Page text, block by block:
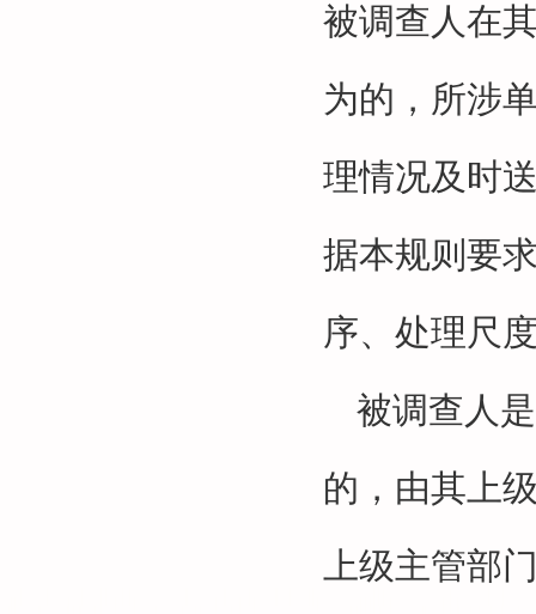
被调查人在
为的，所涉
理情况及时
据本规则要
序、处理尺
被调查人
的，由其上
上级主管部